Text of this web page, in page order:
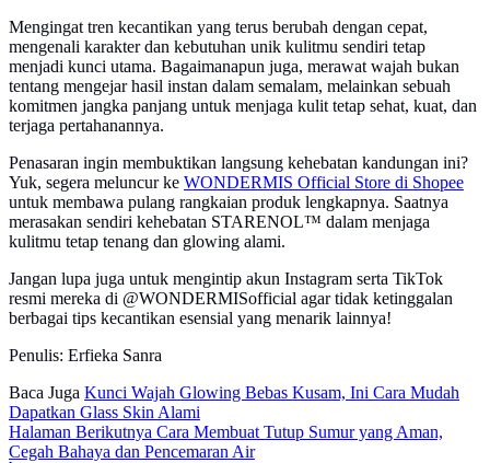
Mengingat tren kecantikan yang terus berubah dengan cepat,
mengenali karakter dan kebutuhan unik kulitmu sendiri tetap
menjadi kunci utama. Bagaimanapun juga, merawat wajah bukan
tentang mengejar hasil instan dalam semalam, melainkan sebuah
komitmen jangka panjang untuk menjaga kulit tetap sehat, kuat, dan
terjaga pertahanannya.
Penasaran ingin membuktikan langsung kehebatan kandungan ini?
Yuk, segera meluncur ke WONDERMIS Official Store di Shopee
untuk membawa pulang rangkaian produk lengkapnya. Saatnya
merasakan sendiri kehebatan STARENOL™ dalam menjaga
kulitmu tetap tenang dan glowing alami.
Jangan lupa juga untuk mengintip akun Instagram serta TikTok
resmi mereka di @WONDERMISofficial agar tidak ketinggalan
berbagai tips kecantikan esensial yang menarik lainnya!
Penulis: Erfieka Sanra
Baca Juga Kunci Wajah Glowing Bebas Kusam, Ini Cara Mudah
Dapatkan Glass Skin Alami
Halaman Berikutnya Cara Membuat Tutup Sumur yang Aman,
Cegah Bahaya dan Pencemaran Air